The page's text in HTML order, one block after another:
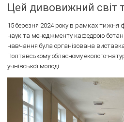
Цей дивовижний світ
15 березня 2024 року в рамках тижня
наук та менеджменту кафедрою
навчання була організована
Полтавському обласному еколого-
учнівської молоді.